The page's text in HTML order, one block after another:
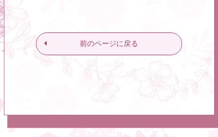
前のページに戻る